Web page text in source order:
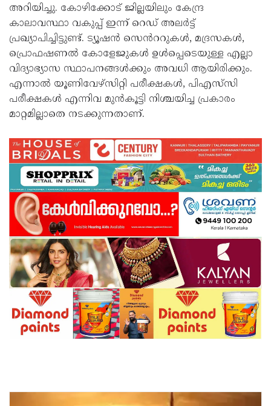
അറിയിച്ചു. കോഴിക്കോട് ജില്ലയിലും കേന്ദ്ര
കാലാവസ്ഥാ വകുപ്പ് ഇന്ന് റെഡ് അല‍ർട്ട്
പ്രഖ്യാപിച്ചിട്ടുണ്ട്. ട്യൂഷൻ സെൻററുകൾ, മദ്രസകൾ,
പ്രൊഫഷണൽ കോളേജുകൾ ഉൾപ്പെടെയുള്ള എല്ലാ
വിദ്യാഭ്യാസ സ്ഥാപനങ്ങൾക്കും അവധി ആയിരിക്കും.
എന്നാൽ യൂണിവേഴ്സിറ്റി പരീക്ഷകൾ, പിഎസ്‍സി
പരീക്ഷകൾ എന്നിവ മുൻകൂട്ടി നിശ്ചയിച്ച പ്രകാരം
മാറ്റമില്ലാതെ നടക്കുന്നതാണ്.